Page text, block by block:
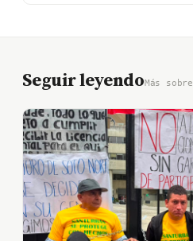
Seguir leyendoMás sobre